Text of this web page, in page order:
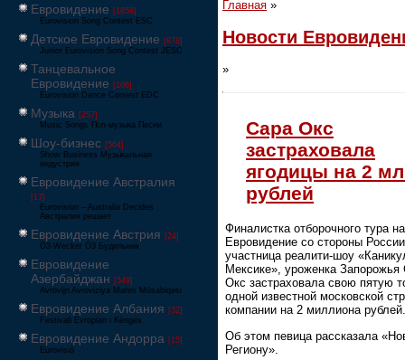
Евровидение [1858]
Eurovision Song Contest ESC
Детское Евровидение [878]
Junior Eurovision Song Contest JESC
Танцевальное
Евровидение [106]
Eurovision Dance Contest EDC
Музыка [257]
Music Songs Поп-музыка Песни
Шоу-бизнес [564]
Show Business Музыкальная
индустрия
Евровидение Австралия
[17]
Eurovision – Australia Decides
Австралия решает
Евровидение Австрия [24]
Ö3-Wecker Ö3 Будильник
Евровидение
Азербайджан [549]
Avrovijn Avroviziya Mahnı Müsabiqəsi
Евровидение Албания [32]
Festivali Evropian i Këngës
Евровидение Андорра [15]
Eurovisió
Главная »
Новости
»
Сара Окс
застраховала
ягодицы на 2
рублей
Финалистка отборочного тура на
Евровидение со стороны
участница реалити-шоу
Мексике», уроженка Запорожья
Окс застраховала свою пятую
одной известной московской
компании на 2 миллиона рублей.
Об этом певица рассказала
Региону».